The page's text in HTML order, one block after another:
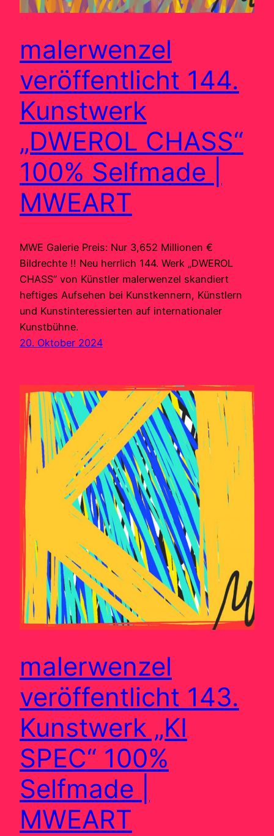
malerwenzel
veröffentlicht 144.
Kunstwerk
„DWEROL CHASS“
100% Selfmade |
MWEART
MWE Galerie Preis: Nur 3,652 Millionen €
Bildrechte !! Neu herrlich 144. Werk „DWEROL
CHASS“ von Künstler malerwenzel skandiert
heftiges Aufsehen bei Kunstkennern, Künstlern
und Kunstinteressierten auf internationaler
Kunstbühne.
20. Oktober 2024
malerwenzel
veröffentlicht 143.
Kunstwerk „KI
SPEC“ 100%
Selfmade |
MWEART